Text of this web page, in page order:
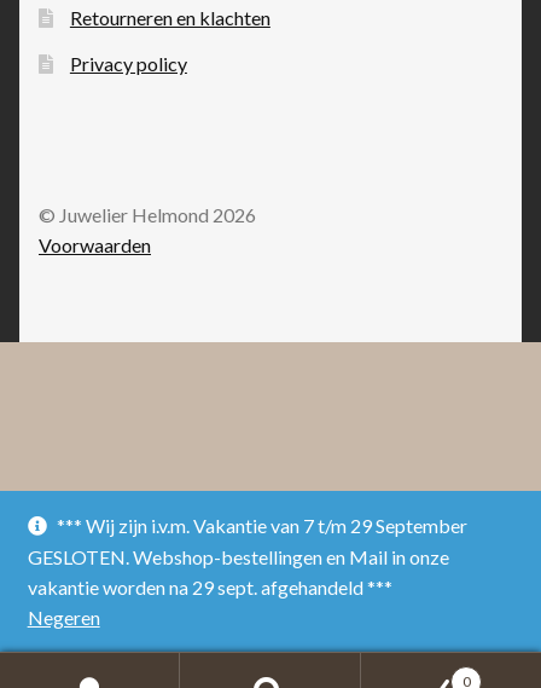
*** Wij zijn i.v.m. Vakantie van 7 t/m 29 September
GESLOTEN. Webshop-bestellingen en Mail in onze
vakantie worden na 29 sept. afgehandeld ***
Negeren
Retourneren en klachten
Privacy policy
© Juwelier Helmond 2026
Voorwaarden
0